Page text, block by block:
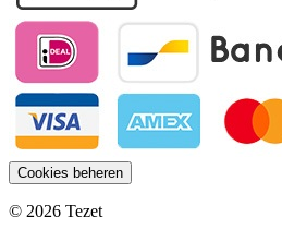
Cookies beheren
© 2026 Tezet